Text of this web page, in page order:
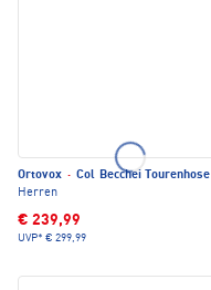
Ortovox · Col Becchei Tourenhose
Herren
€ 239,99
UVP* € 299,99